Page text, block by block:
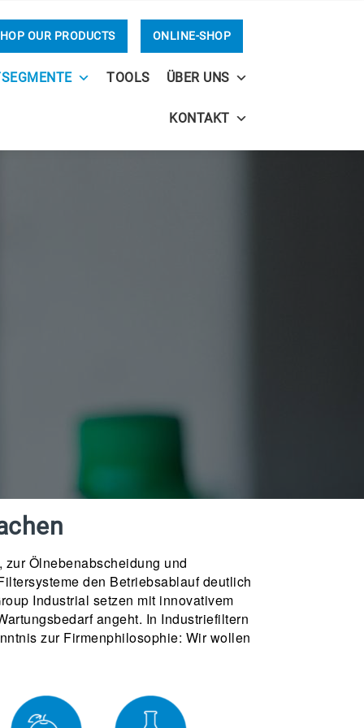
OUR PRODUCTS ONLINE-SHOP
TOOLS ÜBER UNS
KONTAKT
Ölnebenabscheidung und
den Betriebsablauf deutlich
Industrial setzen mit innovativem
angeht. In Industriefiltern
zur Firmenphilosophie: Wir wollen